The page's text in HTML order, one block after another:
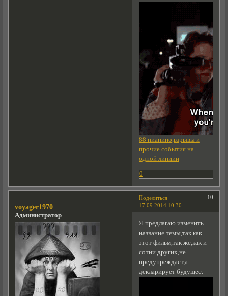
88 пианино,взрывы и
прочие события на
одной линиии
0
Поделиться
10
17.09.2014 10:30
voyager1970
Администратор
Я предлагаю изменить
название темы,так как
этот фильм,так же,как и
сотни других,не
предупреждает,а
декларирует будущее.